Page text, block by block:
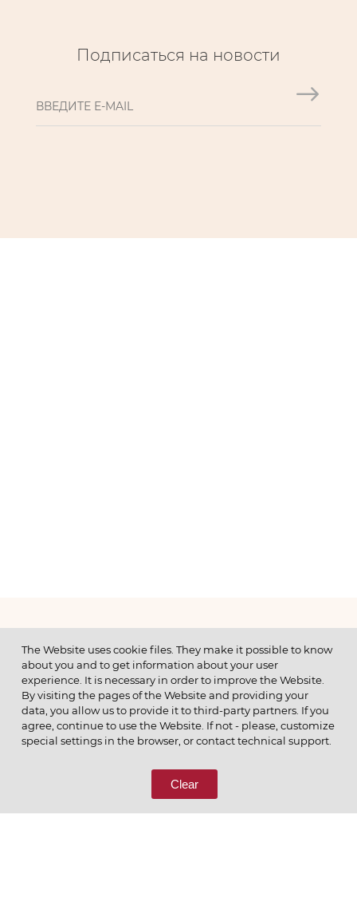
Подписаться на новости
МЕНЮ
© 2026 ОАО
ПОЗВОНИТЕ НАМ
8 (800) 333-65-66
The Website uses cookie files. They make it possible to know
about you and to get information about your user
experience. It is necessary in order to improve the Website.
By visiting the pages of the Website and providing your
data, you allow us to provide it to third-party partners. If you
agree, continue to use the Website. If not - please, customize
special settings in the browser, or contact technical support.
Clear